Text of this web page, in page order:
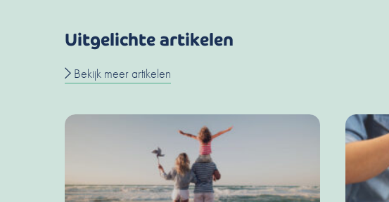
Uitgelichte artikelen
Bekijk meer artikelen